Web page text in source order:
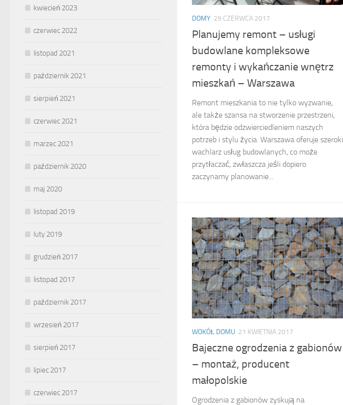
DOMY 29 CZERWCA 2017
Planujemy remont – usługi
budowlane kompleksowe
remonty i wykańczanie wnętrz
mieszkań – Warszawa
Remont mieszkania to nie tylko wyzwanie,
ale także szansa na stworzenie przestrzeni,
która będzie odzwierciedleniem naszych
potrzeb i stylu życia. Warszawa oferuje szeroki
wachlarz usług budowlanych, co może
przytłaczać, zwłaszcza jeśli dopiero
zaczynamy planowanie...
WOKÓŁ DOMU 21 KWIETNIA 2017
Bajeczne ogrodzenia z gabionów
– montaż, producent
małopolskie
Ogrodzenia z gabionów zyskują na
kwiecień 2023
czerwiec 2022
listopad 2021
październik 2021
sierpień 2021
czerwiec 2021
marzec 2021
październik 2020
maj 2020
listopad 2019
luty 2019
grudzień 2017
listopad 2017
październik 2017
wrzesień 2017
sierpień 2017
lipiec 2017
czerwiec 2017